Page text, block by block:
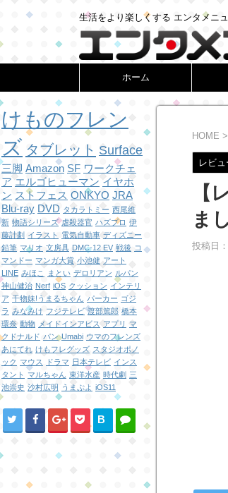
生活をより楽しくする エンタメニ
ホーム
HOME >
レビュ
【
ま
投稿日
けものフレン
ズ タブレット Surface
三脚 Amazon SF ワークチェ
ア エルゴヒューマン イヤホ
ン ストフェス ONKYO JRA
Blu-ray DVD タカラトミー 西尾維
新 物語シリーズ 虐殺器官 ハズプロ 伊
藤計劃 イラスト 電気自動車 ディズニー
鉛筆 マリオ 文房具 DMC-12 EV 戦後 コ
マンドー マンガ大賞 小池健 アート
LINE みほこ まとい デロリアン ルパン
神山健治 Nerf iOS クッション インテリ
ア 干物妹!うまるちゃん パーカー ゴジ
ラ みなみけ フジテレビ 渡部篤郎 橋本
環奈 動物 メイドインアビス アプリ
マ
クドナルド パン Umabi ウマのフレンズ
あにてれ けもフレグッズ スタジオポノ
ック マウス ドラマ 日本テレビ インス
タント
マルちゃん 東洋水産 時代劇 三
池崇史 沙村広明 うまぷよ iOS11
B
!